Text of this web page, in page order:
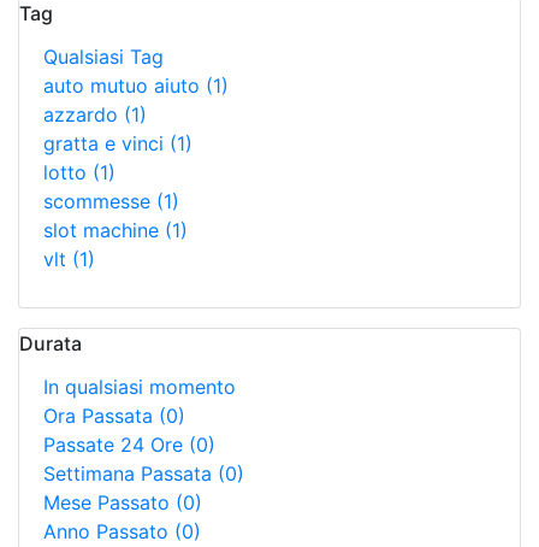
Tag
Qualsiasi Tag
auto mutuo aiuto (1)
azzardo (1)
gratta e vinci (1)
lotto (1)
scommesse (1)
slot machine (1)
vlt (1)
Durata
In qualsiasi momento
Ora Passata (0)
Passate 24 Ore (0)
Settimana Passata (0)
Mese Passato (0)
Anno Passato (0)